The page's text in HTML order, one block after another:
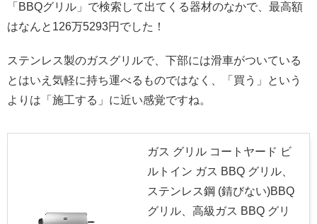
「BBQグリル」で検索して出てくる器材のなかで、最高額
はなんと126万5293円でした！
ステンレス製のガスグリルで、下部には滑車がついている
とはいえ気軽に持ち運べるものではなく、「買う」という
よりは「施工する」に近い感覚ですね。
ガス グリル コートヤード ビ
ルトイン ガス BBQ グリル、
ステンレス鋼 (錆びない)BBQ
グリル、高級ガス BBQ グリ